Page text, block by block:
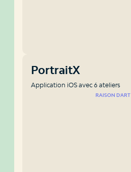
PortraitX
Application iOS avec 6 ateliers
RAISON D'ART